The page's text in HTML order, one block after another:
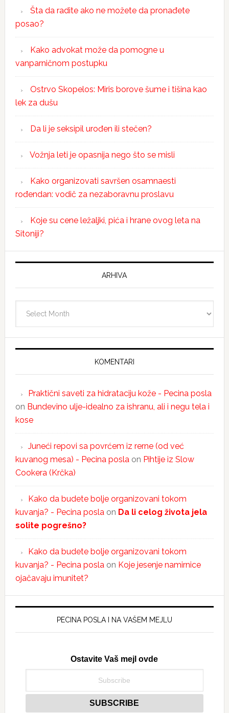
Šta da radite ako ne možete da pronađete
posao?
Kako advokat može da pomogne u
vanparničnom postupku
Ostrvo Skopelos: Miris borove šume i tišina kao
lek za dušu
Da li je seksipil urođen ili stečen?
Vožnja leti je opasnija nego što se misli
Kako organizovati savršen osamnaesti
rođendan: vodič za nezaboravnu proslavu
Koje su cene ležaljki, pića i hrane ovog leta na
Sitoniji?
ARHIVA
KOMENTARI
Praktični saveti za hidrataciju kože - Pecina posla
on Bundevino ulje-idealno za ishranu, ali i negu tela i
kose
Juneći repovi sa povrćem iz rerne (od već
kuvanog mesa) - Pecina poslaon Pihtije iz Slow
Cookera (Krčka)
Kako da budete bolje organizovani tokom
kuvanja? - Pecina poslaon Da li celog života jela
solite pogrešno?
Kako da budete bolje organizovani tokom
kuvanja? - Pecina poslaon Koje jesenje namirnice
ojačavaju imunitet?
PECINA POSLA I NA VAŠEM MEJLU
Ostavite Vaš mejl ovde